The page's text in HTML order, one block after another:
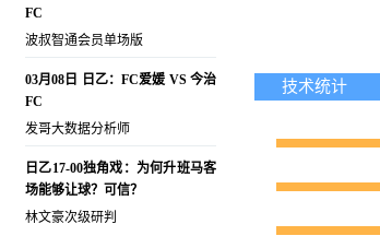
波叔智通会员单场版
FC
发哥大数据分析师
03月08日 日乙：FC爱媛 VS 今治
FC
林文豪次级研判
日乙17-00独角戏：为何升班马客
场能够让球？可信？
技术统计